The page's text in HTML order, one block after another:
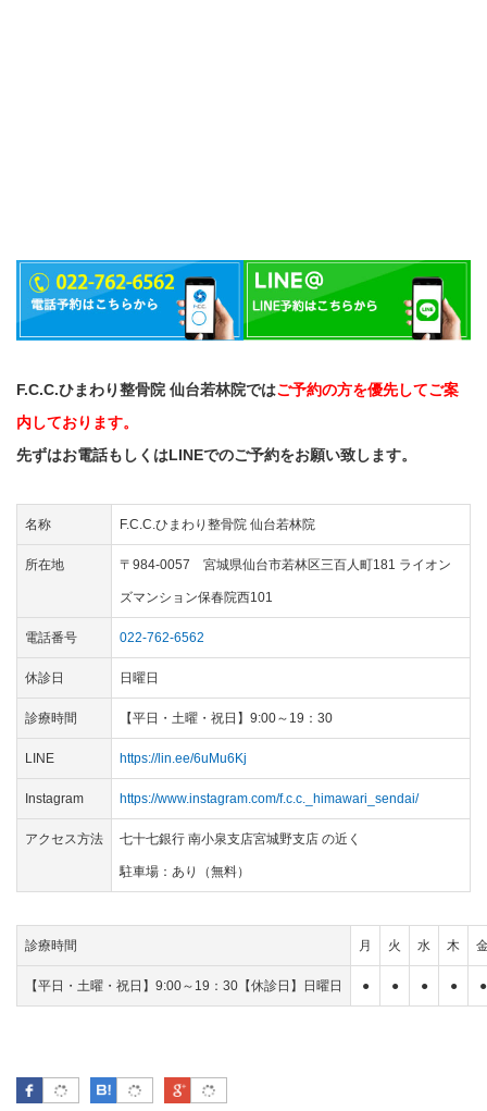
F.C.C.ひまわり整骨院 仙台若林院ではご予約の方を優先してご案
内しております。
先ずはお電話もしくはLINEでのご予約をお願い致します。
名称 F.C.C.ひまわり整骨院 仙台若林院
所在地 〒984-0057 宮城県仙台市若林区三百人町181 ライオン
ズマンション保春院西101
電話番号 022-762-6562
休診日 日曜日
診療時間 【平日・土曜・祝日】9:00～19：30
LINE https://lin.ee/6uMu6Kj
Instagram https://www.instagram.com/f.c.c._himawari_sendai/
アクセス方法 七十七銀行 南小泉支店宮城野支店 の近く
駐車場：あり（無料）
診療時間 月 火 水 木
【平日・土曜・祝日】9:00～19：30【休診日】日曜日 ● ● ● ● ●
Facebook はてなブックマーク
Google Plus